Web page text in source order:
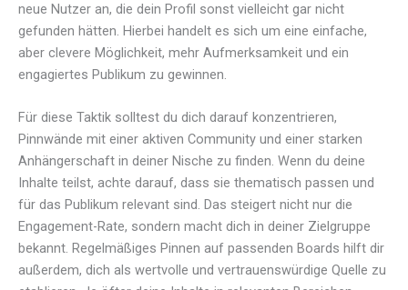
neue Nutzer an, die dein Profil sonst vielleicht gar nicht
gefunden hätten. Hierbei handelt es sich um eine einfache,
aber clevere Möglichkeit, mehr Aufmerksamkeit und ein
engagiertes Publikum zu gewinnen.
Für diese Taktik solltest du dich darauf konzentrieren,
Pinnwände mit einer aktiven Community und einer starken
Anhängerschaft in deiner Nische zu finden. Wenn du deine
Inhalte teilst, achte darauf, dass sie thematisch passen und
für das Publikum relevant sind. Das steigert nicht nur die
Engagement-Rate, sondern macht dich in deiner Zielgruppe
bekannt. Regelmäßiges Pinnen auf passenden Boards hilft dir
außerdem, dich als wertvolle und vertrauenswürdige Quelle zu